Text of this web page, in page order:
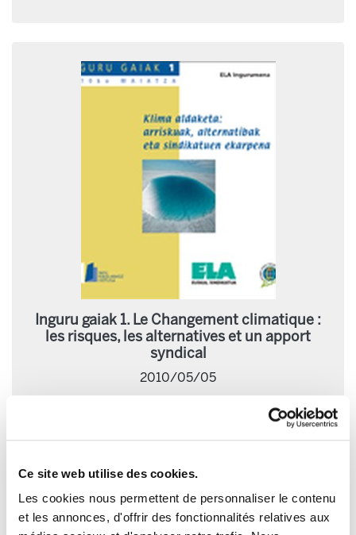
Ce site web utilise des cookies.
Les cookies nous permettent de personnaliser le contenu
et les annonces, d'offrir des fonctionnalités relatives aux
Inguru gaiak 1. Le Changement climatique :
les risques, les alternatives et un apport
syndical
2010/05/05